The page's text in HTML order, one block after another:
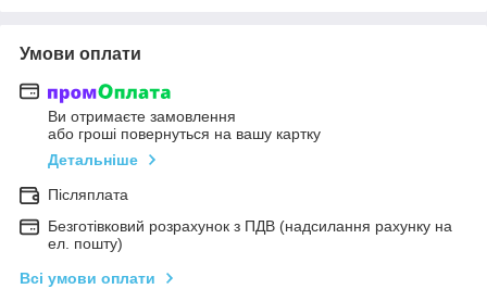
Умови оплати
Ви отримаєте замовлення
або гроші повернуться на вашу картку
Детальніше
Післяплата
Безготівковий розрахунок з ПДВ (надсилання рахунку на
ел. пошту)
Всі умови оплати